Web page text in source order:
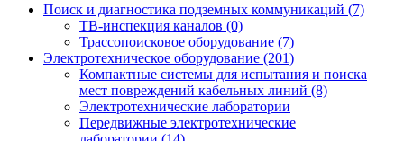
Поиск и диагностика подземных коммуникаций (7)
ТВ-инспекция каналов (0)
Трассопоисковое оборудование (7)
Электротехническое оборудование (201)
Компактные системы для испытания и поиска
мест повреждений кабельных линий (8)
Электротехнические лаборатории
Передвижные электротехнические